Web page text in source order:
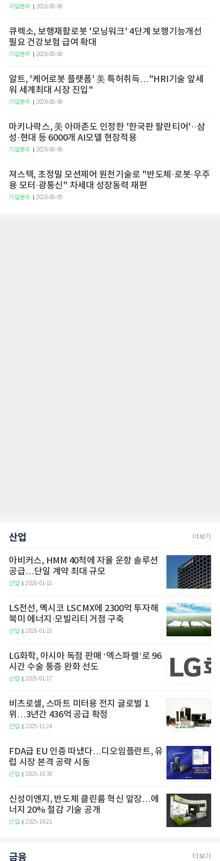
기업분석 2026-08-06
큐렉소, 보행재활로봇 '모닝워크' 4단계 보행기능개선
필요 건강보험 급여 확대
기업분석 2026-08-06
알트, '케어로봇 플랫폼' 美 특허취득…"HRI기술 앞세
워 세계최대 시장 진입"
기업분석 2026-08-06
마키나락스, 美 아마존도 인정한 '한국판 팔란티어'··삼
성·현대 등 6000개 AI모델 현장적용
기업분석 2026-08-06
져스텍, 초정밀 모션제어 원천기술로 "반도체·로봇·우주
용 모터·광통신" 차세대 성장동력 재편
기업분석 2026-08-05
산업 더보기
아비커스, HMM 40척에 자율 운항 솔루션
공급…단일 계약 최대 규모
산업 2026-01-18
LS전선, 멕시코 LSCMX에 2300억 투자해
북미 에너지·모빌리티 거점 구축
산업 2026-01-18
LG화학, 아시아 독점 판매 ‘엑스파렐’로 96
시간 수술 통증 완화 선도
산업 2026-01-17
비츠로셀, 스마트 미터용 전지 글로벌 1
위…3년간 436억 공급 확정
산업 2025-12-24
FDA급 EU 인증 따냈다…디오임플란트, 유
럽 시장 본격 공략 시동
산업 2025-10-30
신성이엔지, 반도체 클린룸 혁신 앞장…에
너지 20% 절감 기술 공개
산업 2025-10-21
금융 더보기